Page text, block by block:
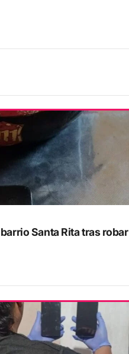
Santa Rita tras robar